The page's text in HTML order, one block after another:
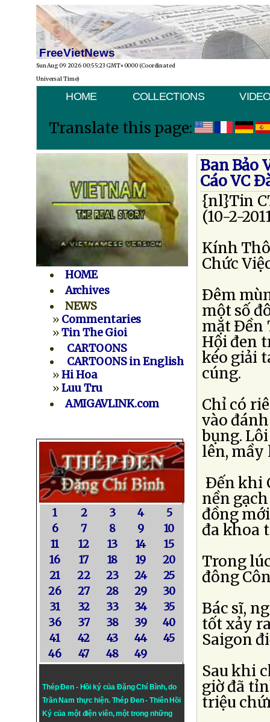
FreeVietNews
Sun Aug 09 2026 00:55:23 GMT+0000 (Coordinated
Universal Time)
HOME COLLECTIONS
Translate this page:
HOME
Archives
NEWS
» Commentaries
»Tin The Gioi
CARTOONS
CARTOONS in English
»Hi Hoa
»Luu Tru
AMIGAVLINK.com
1 2 3 4
5
6
7 8 9
10
11
12 13 14
15
16
17 18 19
20
21
22 23 24
25
26
27 28 29
30
31
32 33 34
35
36
37 38 39
40
41
42 43 44
45
46
47 48 49
Thép Đen - Hồi ký của Đặng Chí Bình, do
Trần Nam thực hiện. Thép Đen- Thiên Hồi
Ký của một điện viên, một trong những
Ban Bảo
Cáo VC
{nl}Tin
(10-2-
Kính
Chức
Ðêm
một số
mặt Ðền
Hội đen
kéo giải
cúng.
Chỉ có
vào
bụng.
lên, mầy
Ðến khi
nền
đồng
đa khoa
Trong
đông
Bác sĩ,
tốt xảy
Saigon
Sau khi
giờ đã
triệu